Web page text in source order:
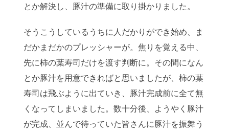
とか解決し、豚汁の準備に取り掛かりました。
そうこうしているうちに人だかりができ始め、ま
だかまだかのプレッシャーが。焦りを覚える中、
先に柿の葉寿司だけを渡す判断に。その間になん
とか豚汁を用意できればと思いましたが、柿の葉
寿司は飛ぶように出ていき、豚汁完成前に全て無
くなってしまいました。数十分後、ようやく豚汁
が完成、並んで待っていた皆さんに豚汁を振舞う